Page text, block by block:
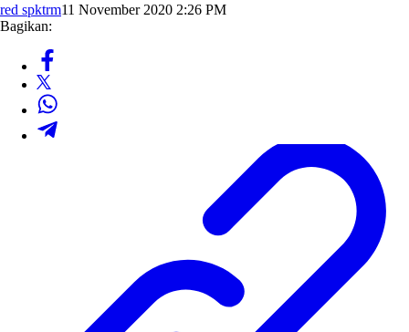
red spktrm11 November 2020 2:26 PM
Bagikan: